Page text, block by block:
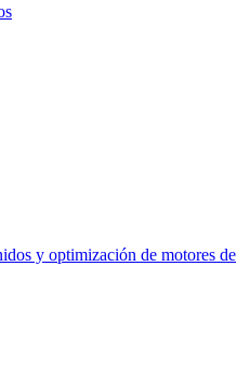
y optimización de motores de